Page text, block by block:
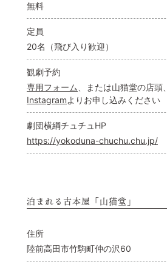
無料
定員
20名（飛び入り歓迎）
観劇予約
専用フォーム
、または山猫堂の店頭、
Instagramよりお申し込みください
劇団横綱チュチュHP
https://yokoduna-chuchu.chu.jp/
泊まれる古本屋「山猫堂」
住所
陸前高田市竹駒町仲の沢60